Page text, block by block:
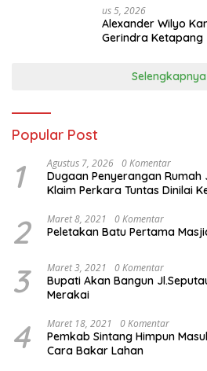
Us 5, 2026
Alexander Wilyo
Gerindra Ketapang
Selengkapnya
Popular Post
1 Agustus 7, 2026 0 Komentar
Dugaan Penyerangan Rumah
Klaim Perkara Tuntas Dinilai
2 Maret 8, 2021 0 Komentar
Peletakan Batu Pertama
3 Maret 3, 2021 0 Komentar
Bupati Akan Bangun
Merakai
4 Maret 18, 2021 0 Komentar
Pemkab Sintang Himpun
Cara Bakar Lahan